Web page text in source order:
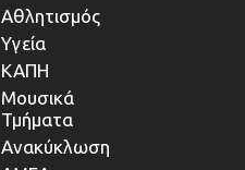
Αθλητισμός
Υγεία
ΚΑΠΗ
Μουσικά
Τμήματα
Ανακύκλωση